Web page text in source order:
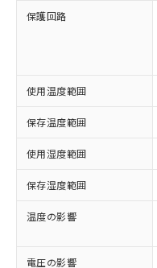
保護回路
使用温度範囲
保存温度範囲
使用湿度範囲
保存湿度範囲
温度の影響
電圧の影響
ご利用条
以下の条件をお
ご利用ください
本サービ
商品の当
(税抜)を
当社制御
本サービ
対応済み：
非含有に対応し
対応予定：EU
有に対応した製
商品です。
対応予定なし：
非含有に非対応
調査・確認中：
非含有の対応状
商品です。
非該当品：ライ
害物質有無と関
仕入先様の事情
いたものが、含
※1 中国
「○」：最大均質
基準値以下であ
「×」：最大均
基準値を超えて